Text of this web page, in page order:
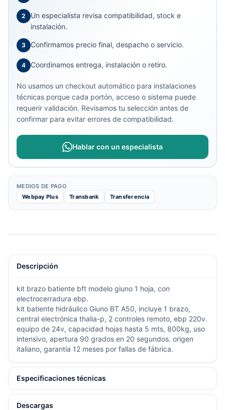
2
Un especialista revisa compatibilidad, stock e
instalación.
3 Confirmamos precio final, despacho o servicio.
4 Coordinamos entrega, instalación o retiro.
No usamos un checkout automático para instalaciones
técnicas porque cada portón, acceso o sistema puede
requerir validación. Revisamos tu selección antes de
confirmar para evitar errores de compatibilidad.
Hablar con un especialista
MEDIOS DE PAGO
Webpay Plus
Transbank Transferencia
Descripción
kit brazo batiente bft modelo giuno 1 hoja, con
electrocerradura ebp.
kit batiente hidráulico Giuno BT A50, incluye 1 brazo,
central electrónica thalia-p, 2 controles remoto, ebp 220v.
equipo de 24v, capacidad hojas hasta 5 mts, 800kg, uso
intensivo, apertura 90 grados en 20 segundos. origen
italiano, garantía 12 meses por fallas de fábrica.
Especificaciones técnicas
Descargas